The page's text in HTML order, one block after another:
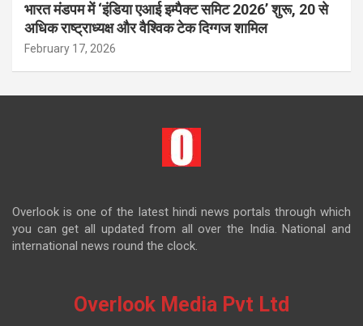
भारत मंडपम में ‘इंडिया एआई इम्पैक्ट समिट 2026’ शुरू, 20 से
अधिक राष्ट्राध्यक्ष और वैश्विक टेक दिग्गज शामिल
February 17, 2026
Overlook is one of the latest hindi news portals through which
you can get all updated from all over the India. National and
international news round the clock.
Overlook Media Pvt Ltd